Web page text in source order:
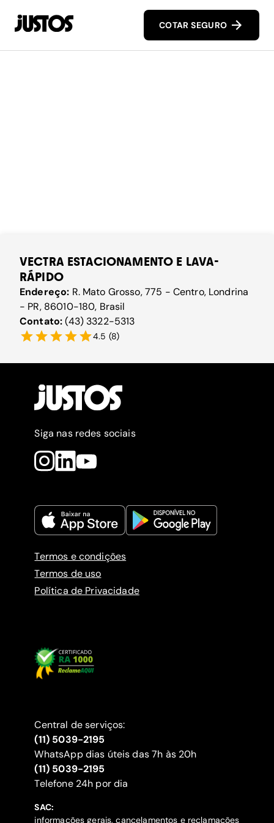
COTAR SEGURO
VECTRA ESTACIONAMENTO E LAVA-
RÁPIDO
Endereço: R. Mato Grosso, 775 - Centro, Londrina
- PR, 86010-180, Brasil
Contato:(43) 3322-5313
4.5 (8)
Siga nas redes sociais
Termos e condições
Termos de uso
Política de Privacidade
Central de serviços:
(11) 5039-2195
WhatsApp dias úteis das 7h às 20h
(11) 5039-2195
‍Telefone 24h por dia
SAC:
informações gerais, cancelamentos e reclamações